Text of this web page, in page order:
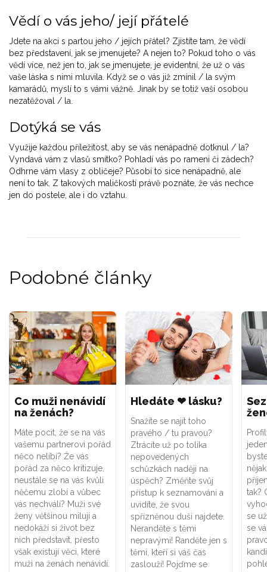
Vědí o vás jeho/ její přátelé
Jdete na akci s partou jeho / jejích přátel? Zjistíte tam, že vědí
bez představení, jak se jmenujete? A nejen to? Pokud toho o vás
vědí více, než jen to, jak se jmenujete, je evidentní, že už o vás
vaše láska s nimi mluvila. Když se o vás již zmínil / la svým
kamarádů, myslí to s vámi vážně. Jinak by se totiž vaší osobou
nezatěžoval / la.
Dotýká se vás
Využije každou příležitost, aby se vás nenápadně dotknul / la?
Vyndavá vám z vlasů smítko? Pohladí vás po rameni či zádech?
Odhrne vám vlasy z obličeje? Působí to sice nenápadně, ale
není to tak. Z takových maličkostí právě poznáte, že vás nechce
jen do postele, ale i do vztahu.
Podobné články
Co muži nenávidí
na ženách?
Máte pocit, že se na vás
vašemu partnerovi pořád
něco nelíbí? Že vás
pořád za něco kritizuje,
neustále se na vás kvůli
něčemu zlobí a vůbec
vás nechválí? Muži své
ženy většinou milují a
nedokáží si život bez
nich představit, přesto
však existují věci, které
muži na ženách nenávidí.
Hledáte ❤ lásku?
Snažíte se najít toho
pravého / tu pravou?
Ztrácíte už po tolika
nepovedených
schůzkách naději na
úspěch? Změňte svůj
přístup k seznamování a
uvidíte, že svou
spřízněnou duši najdete.
Neranděte s těmi
nepravými! Randěte jen s
těmi, kteří si váš čas
zaslouží! Pojďme se
tak?
se
se